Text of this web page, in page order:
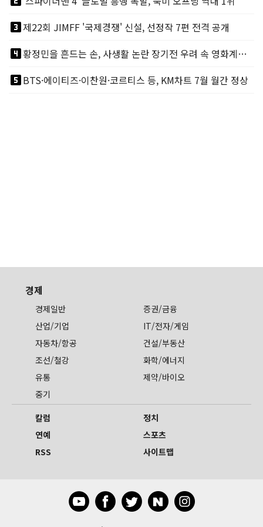
looks_3제22회 JIMFF '국제경쟁' 신설, 선정작 7편 전격 공개
looks_4
황정민을 흔드는 손, 사생활 논란 장기전 우려 속 영화계도 리스크
looks_5BTS·에이티즈·이찬원·코르티스 등, KM차트 7월 월간 정상
경제
경제일반
증권/금융
산업/기업
IT/전자/게임
자동차/항공
건설/부동산
조선/철강
화학/에너지
유통
제약/바이오
중기
칼럼
정치
연예
스포츠
RSS
사이트맵